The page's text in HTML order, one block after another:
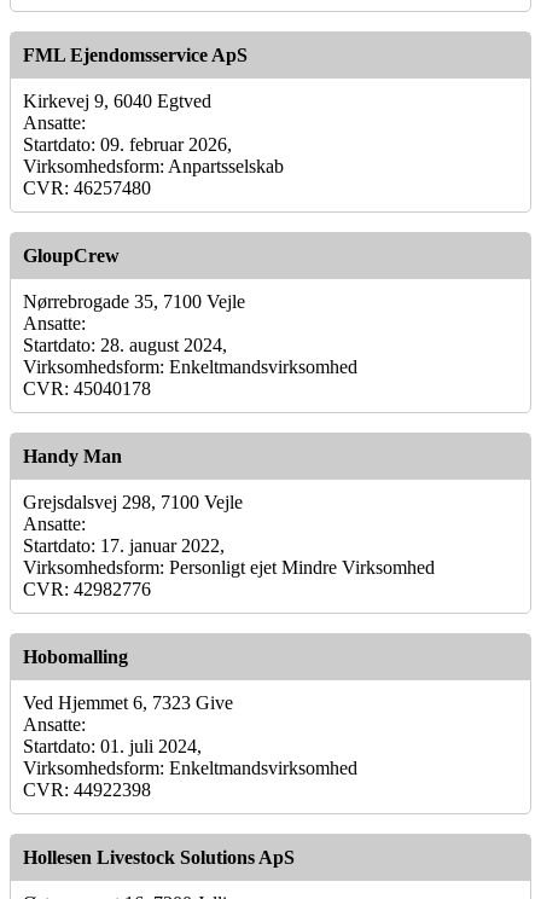
FML Ejendomsservice ApS
Kirkevej 9, 6040 Egtved
Ansatte:
Startdato: 09. februar 2026,
Virksomhedsform: Anpartsselskab
CVR: 46257480
GloupCrew
Nørrebrogade 35, 7100 Vejle
Ansatte:
Startdato: 28. august 2024,
Virksomhedsform: Enkeltmandsvirksomhed
CVR: 45040178
Handy Man
Grejsdalsvej 298, 7100 Vejle
Ansatte:
Startdato: 17. januar 2022,
Virksomhedsform: Personligt ejet Mindre Virksomhed
CVR: 42982776
Hobomalling
Ved Hjemmet 6, 7323 Give
Ansatte:
Startdato: 01. juli 2024,
Virksomhedsform: Enkeltmandsvirksomhed
CVR: 44922398
Hollesen Livestock Solutions ApS